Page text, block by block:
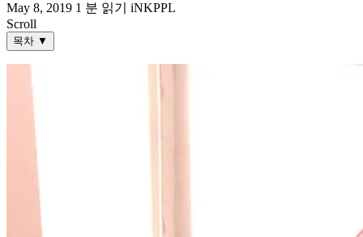
May 8, 2019 1 분 읽기
iNKPPL
Scroll
목차 ▼